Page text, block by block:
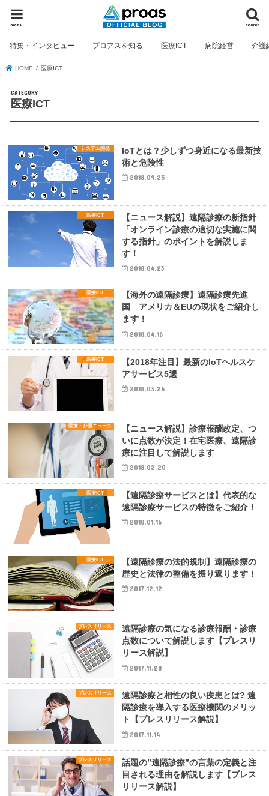
search
menu
特集・インタビュー プロアスを知る 医療ICT 病院経営 介護
HOME 医療ICT
医療ICT
システム開発
IoTとは？少しずつ身近になる最新技
術と危険性
2018.09.25
医療ICT
【ニュース解説】遠隔診療の新指針
「オンライン診療の適切な実施に関
する指針」のポイントを解説しま
す！
2018.04.23
医療ICT
【海外の遠隔診療】遠隔診療先進
国 アメリカ＆EUの現状をご紹介し
ます！
2018.04.16
医療ICT
【2018年注目】最新のIoTヘルスケ
アサービス5選
2018.03.26
医療・介護ニュース
【ニュース解説】診療報酬改定、つ
いに点数が決定！在宅医療、遠隔診
療に注目して解説します
2018.02.20
医療ICT
【遠隔診療サービスとは】代表的な
遠隔診療サービスの特徴をご紹介！
2018.01.16
医療ICT
【遠隔診療の法的規制】遠隔診療の
歴史と法律の整備を振り返ります！
2017.12.12
プレスリリース
遠隔診療の気になる診療報酬・診療
点数について解説します【プレスリ
リース解説】
2017.11.28
プレスリリース
遠隔診療と相性の良い疾患とは? 遠
隔診療を導入する医療機関のメリッ
ト【プレスリリース解説】
2017.11.14
プレスリリース
話題の”遠隔診療”の言葉の定義と注
目される理由を解説します【プレス
リリース解説】